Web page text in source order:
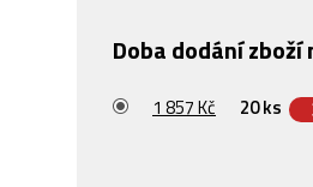
Doba dodání zboží
1 857 Kč 20 ks